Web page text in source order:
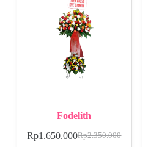
Fodelith
Rp2.350.000
Rp1.650.000